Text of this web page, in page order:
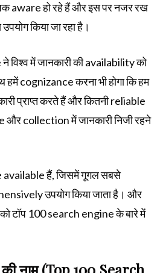
aware हो रहे हैं और इस पर नजर रख
किया जा रहा है।
विश्व में जानकारी की availability को
हमें cognizance करना भी होगा कि हम
प्राप्त करते हैं और कितनी reliable
और collection में जानकारी निजी रहने
available हैं, जिसमें गूगल सबसे
उपयोग किया जाता है। और
टॉप 100 search engine के बारे में